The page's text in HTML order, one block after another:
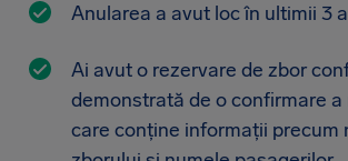
Anularea a avut loc în ultimii 3
Ai avut o rezervare de zbor
demonstrată de o confirmare a
care conține informații precum